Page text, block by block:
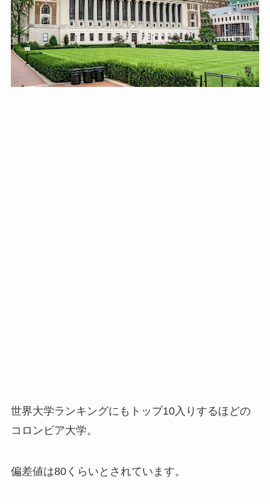
世界大学ランキングにもトップ10入りするほどの
コロンビア大学。
偏差値は80くらいとされています。